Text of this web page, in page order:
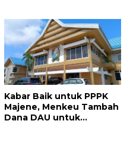
Kabar Baik untuk PPPK
Majene, Menkeu Tambah
Dana DAU untuk